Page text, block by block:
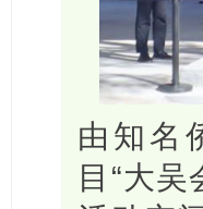
由知名
目“大